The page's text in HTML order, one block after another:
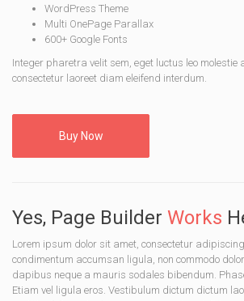
WordPress Theme
Multi OnePage Parallax
600+ Google Fonts
Integer pharetra velit sem, eget luctus leo molestie
consectetur laoreet diam eleifend interdum.
Buy Now
Yes, Page Builder Works
Lorem ipsum dolor sit amet, consectetur
condimentum accumsan ligula, non commodo
dapibus neque a mauris sodales bibendum.
Etiam vel ligula eros. Vestibulum dictum dictum